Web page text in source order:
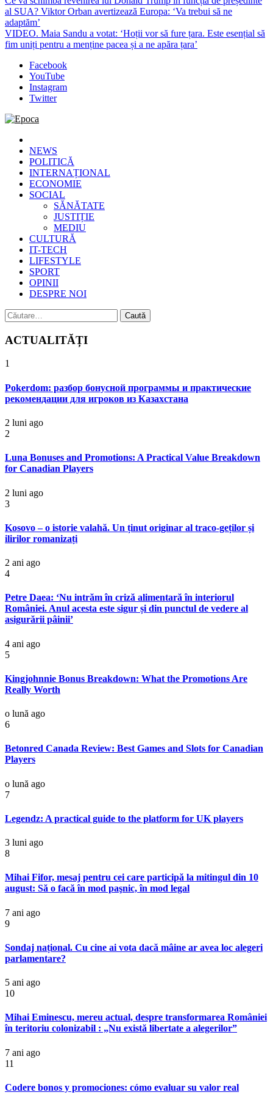
al SUA? Viktor Orban avertizează Europa: ‘Va trebui să ne
adaptăm’
VIDEO. Maia Sandu a votat: ‘Hoții vor să fure țara. Este esențial să
fim uniți pentru a menține pacea și a ne apăra țara’
Facebook
YouTube
Instagram
Twitter
Epoca
Cele mai noi știri online din România
NEWS
POLITICĂ
INTERNAȚIONAL
ECONOMIE
SOCIAL
SĂNĂTATE
JUSTIȚIE
MEDIU
CULTURĂ
IT-TECH
LIFESTYLE
SPORT
OPINII
DESPRE NOI
Caută
după:
ACTUALITĂȚI
1
Pokerdom: разбор бонусной программы и практические
рекомендации для игроков из Казахстана
2 luni ago
2
Luna Bonuses and Promotions: A Practical Value Breakdown
for Canadian Players
2 luni ago
3
Kosovo – o istorie valahă. Un ținut originar al traco-geților și
ilirilor romanizați
2 ani ago
4
Petre Daea: ‘Nu intrăm în criză alimentară în interiorul
României. Anul acesta este sigur și din punctul de vedere al
asigurării pâinii’
4 ani ago
5
Kingjohnnie Bonus Breakdown: What the Promotions Are
Really Worth
o lună ago
6
Betonred Canada Review: Best Games and Slots for Canadian
Players
o lună ago
7
Legendz: A practical guide to the platform for UK players
3 luni ago
8
Mihai Fifor, mesaj pentru cei care participă la mitingul din 10
august: Să o facă în mod paşnic, în mod legal
7 ani ago
9
Sondaj național. Cu cine ai vota dacă mâine ar avea loc alegeri
parlamentare?
5 ani ago
10
Mihai Eminescu, mereu actual, despre transformarea României
în teritoriu colonizabil : „Nu există libertate a alegerilor”
7 ani ago
11
Codere bonos y promociones: cómo evaluar su valor real